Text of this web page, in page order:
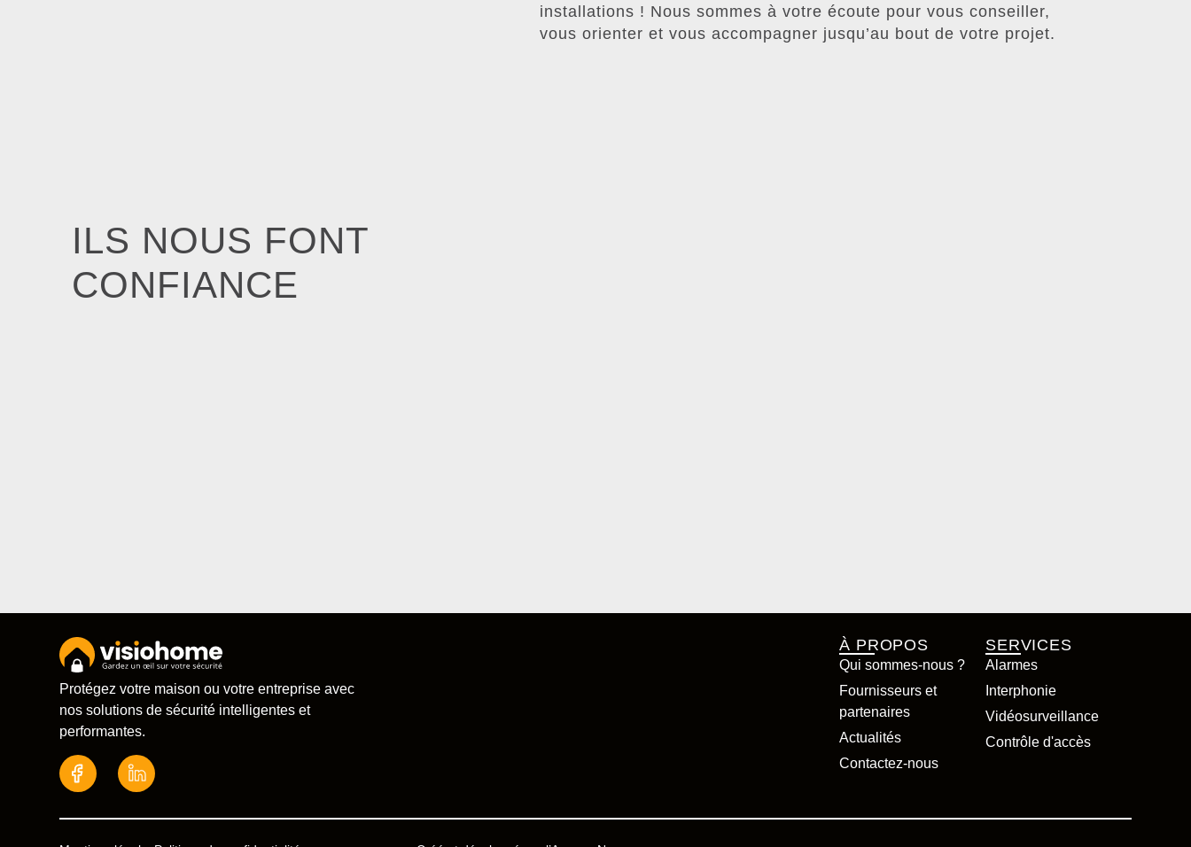
installations ! Nous sommes à votre écoute pour vous conseiller,
vous orienter et vous accompagner jusqu’au bout de votre projet.
ILS NOUS FONT
CONFIANCE
Protégez votre maison ou votre entreprise avec
nos solutions de sécurité intelligentes et
performantes.
À PROPOS
Qui sommes-nous ?
Fournisseurs et
partenaires
Actualités
Contactez-nous
SERVICES
Alarmes
Interphonie
Vidéosurveillance
Contrôle d'accès